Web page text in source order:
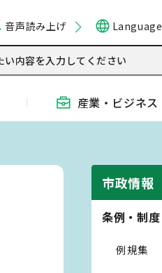
音声読み上げ Language
産業・ ビジネス
市政情報
条例・制度
例規集